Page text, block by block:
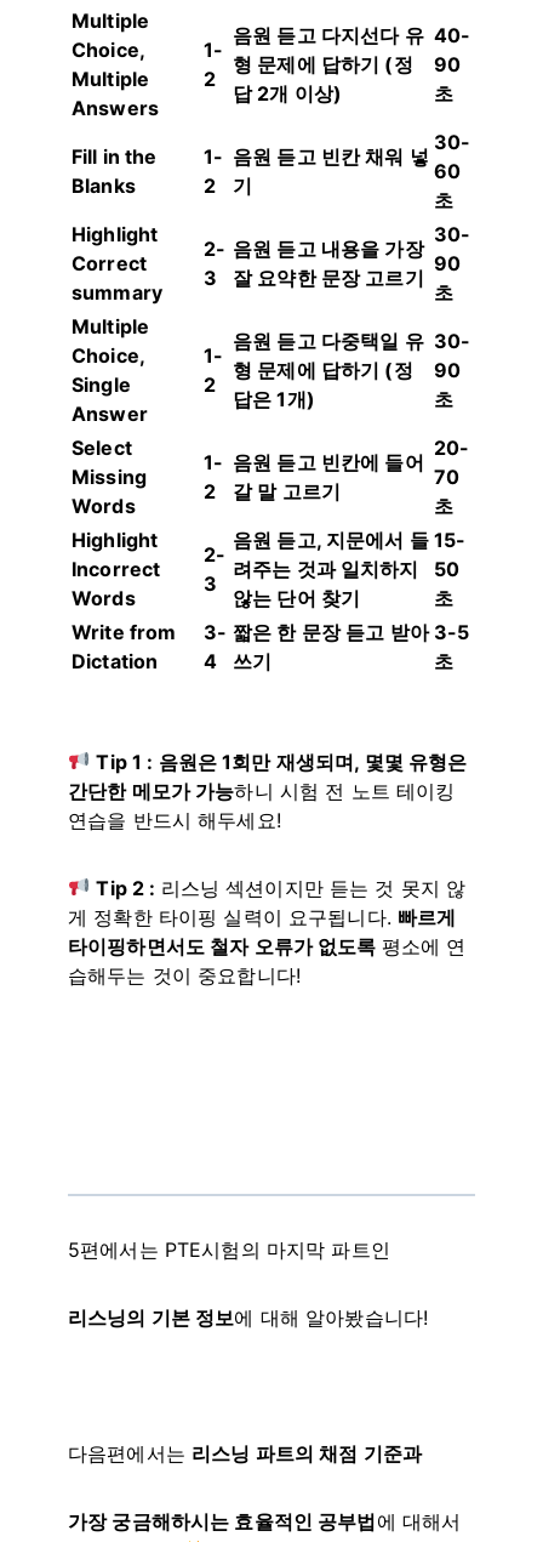
Multiple
Choice,
Multiple
Answers
1-
2
음원 듣고 다지선다 유
형 문제에 답하기 (정
답 2개 이상)
40-
90
초
Fill in the
Blanks
1-
2
음원 듣고 빈칸 채워 넣
기
30-
60
초
Highlight
Correct
summary
2-
3
음원 듣고 내용을 가장
잘 요약한 문장 고르기
30-
90
초
Multiple
Choice,
Single
Answer
1-
2
음원 듣고 다중택일 유
형 문제에 답하기 (정
답은 1개)
30-
90
초
Select
Missing
Words
1-
2
음원 듣고 빈칸에 들어
갈 말 고르기
20-
70
초
Highlight
Incorrect
Words
2-
3
음원 듣고, 지문에서 들
려주는 것과 일치하지
않는 단어 찾기
15-
50
초
Write from
Dictation
3-
4
짧은 한 문장 듣고 받아
쓰기
3-5
초
Tip 1 : 음원은 1회만 재생되며, 몇몇 유형은
간단한 메모가 가능하니 시험 전 노트 테이킹
연습을 반드시 해두세요!
Tip 2 : 리스닝 섹션이지만 듣는 것 못지 않
게 정확한 타이핑 실력이 요구됩니다. 빠르게
타이핑하면서도 철자 오류가 없도록 평소에 연
습해두는 것이 중요합니다!
5편에서는 PTE시험의 마지막 파트인
리스닝의 기본 정보에 대해 알아봤습니다!
다음편에서는 리스닝 파트의 채점 기준과
가장 궁금해하시는 효율적인 공부법에 대해서